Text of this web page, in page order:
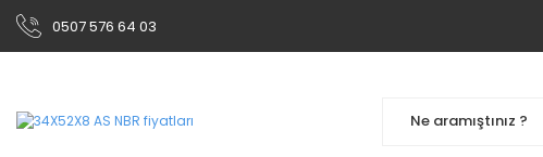
0507 576 64 03